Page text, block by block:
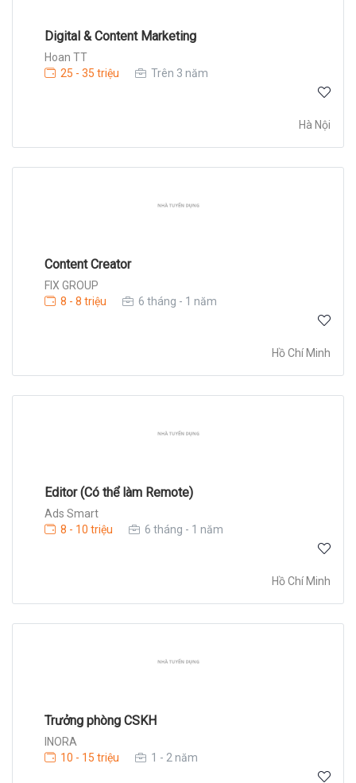
Digital & Content Marketing
Hoan TT
25 - 35 triệu
Trên 3 năm
Hà Nội
Content Creator
FIX GROUP
8 - 8 triệu
6 tháng - 1 năm
Hồ Chí Minh
Editor (Có thể làm Remote)
Ads Smart
8 - 10 triệu
6 tháng - 1 năm
Hồ Chí Minh
Trưởng phòng CSKH
INORA
10 - 15 triệu
1 - 2 năm